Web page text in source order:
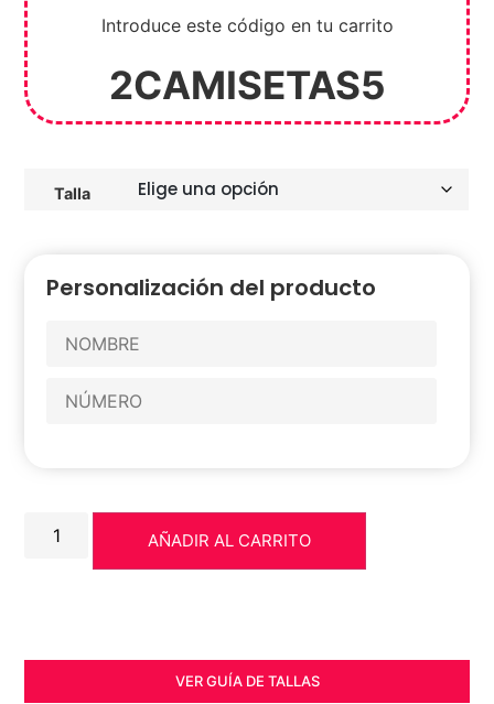
Introduce este código en tu carrito
2CAMISETAS5
Talla
Personalización del producto
AÑADIR AL CARRITO
VER GUÍA DE TALLAS